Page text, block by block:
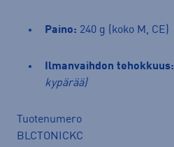
Paino: 240 g (koko M, CE)
Ilmanvaihdon tehokkuus:
kypärää)
Tuotenumero
BLCTONICKC